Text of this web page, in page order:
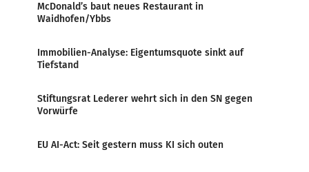
McDonald’s baut neues Restaurant in
Waidhofen/Ybbs
Immobilien-Analyse: Eigentumsquote sinkt auf
Tiefstand
Stiftungsrat Lederer wehrt sich in den SN gegen
Vorwürfe
EU AI-Act: Seit gestern muss KI sich outen